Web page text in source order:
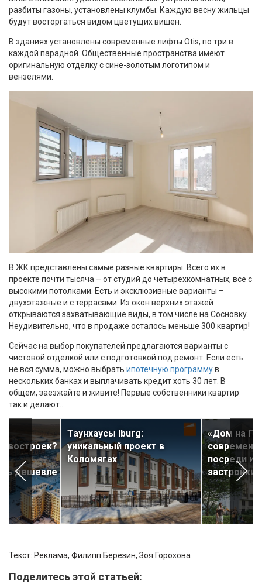
разбиты газоны, установлены клумбы. Каждую весну жильцы
будут восторгаться видом цветущих вишен.
В зданиях установлены современные лифты Otis, по три в
каждой парадной. Общественные пространства имеют
оригинальную отделку с сине-золотым логотипом и
вензелями.
В ЖК представлены самые разные квартиры. Всего их в
проекте почти тысяча – от студий до четырехкомнатных, все с
высокими потолками. Есть и эксклюзивные варианты –
двухэтажные и с террасами. Из окон верхних этажей
открываются захватывающие виды, в том числе на Сосновку.
Неудивительно, что в продаже осталось меньше 300 квартир!
Сейчас на выбор покупателей предлагаются варианты с
чистовой отделкой или с подготовкой под ремонт. Если есть
не вся сумма, можно выбрать ипотечную программув
нескольких банках и выплачивать кредит хоть 30 лет. В
общем, заезжайте и живите! Первые собственники квартир
так и делают…
дешевле
Таунхаусы Iburg:
уникальный проект в
Коломягах
«Дом на
посреди
застройки
Текст: Реклама, Филипп Березин, Зоя Горохова
Поделитесь этой статьей: